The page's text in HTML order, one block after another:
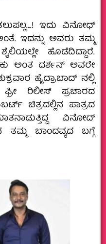
ಇದು ವಿನೋಧ್‌
ಇದನ್ನು ಅವರು ತಮ್ಮ
ಹೊಡೆದಿದ್ದಾರೆ.
ಅಂತ ದರ್ಶನ್‌ ಅವರೇ
ಹೈದ್ರಾಬಾದ್‌ ನಲ್ಲಿ
ರಿಲೀಸ್‌ ಪ್ರಚಾರದ
ಚಿತ್ರದಲ್ಲಿನ ಪಾತ್ರದ
ವಿನೋದ್‌
ಬಾಂದವ್ಯದ ಬಗ್ಗೆ